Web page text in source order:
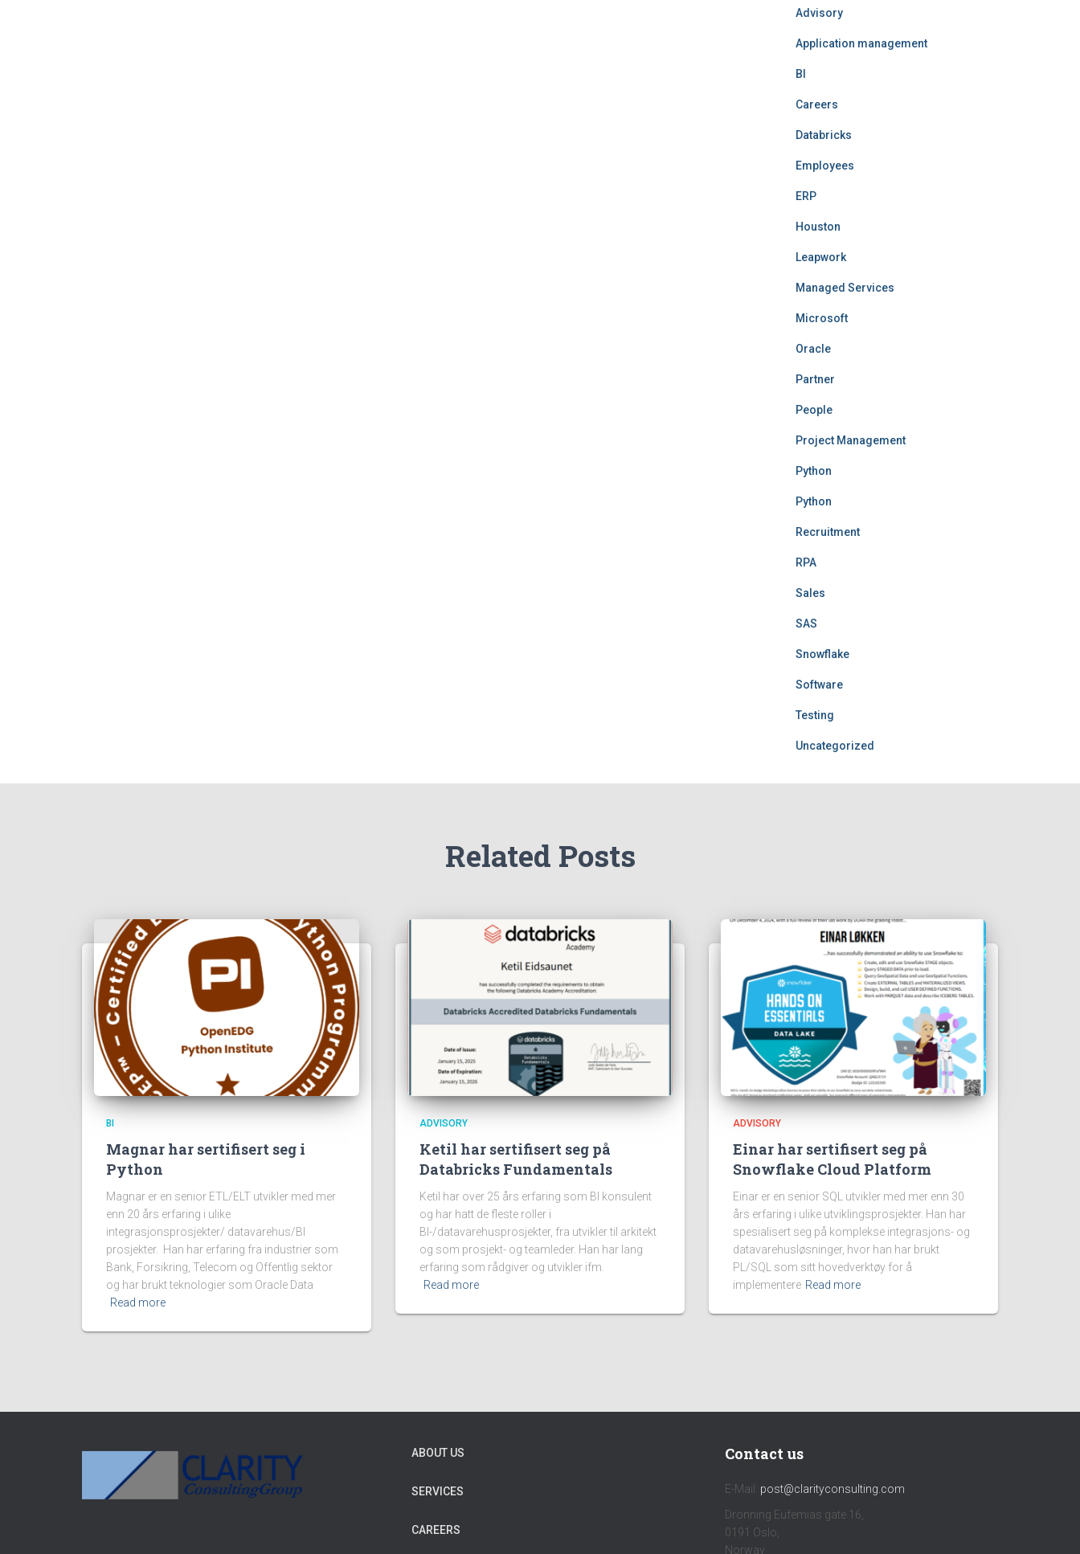
Advisory
Application management
BI
Careers
Databricks
Employees
ERP
Houston
Leapwork
Managed Services
Microsoft
Oracle
Partner
People
Project Management
Python
Python
Recruitment
RPA
Sales
SAS
Snowflake
Software
Testing
Uncategorized
Related Posts
BI
Magnar har sertifisert seg i
Python
Magnar er en senior ETL/ELT utvikler med mer
enn 20 års erfaring i ulike
integrasjonsprosjekter/ datavarehus/BI
prosjekter. Han har erfaring fra industrier som
Bank, Forsikring, Telecom og Offentlig sektor
og har brukt teknologier som Oracle Data
Read more
ADVISORY
Ketil har sertifisert seg på
Databricks Fundamentals
Ketil har over 25 års erfaring som BI konsulent
og har hatt de fleste roller i
BI-/datavarehusprosjekter, fra utvikler til arkitekt
og som prosjekt- og teamleder. Han har lang
erfaring som rådgiver og utvikler ifm.
Read more
ADVISORY
Einar har sertifisert seg på
Snowflake Cloud Platform
Einar er en senior SQL utvikler med mer enn 30
års erfaring i ulike utviklingsprosjekter. Han har
spesialisert seg på komplekse integrasjons- og
datavarehusløsninger, hvor han har brukt
PL/SQL som sitt hovedverktøy for å
implementere Read more
ABOUT US
SERVICES
CAREERS
Contact us
E-Mail: post@clarityconsulting.com
Dronning Eufemias gate 16,
0191 Oslo,
Norway